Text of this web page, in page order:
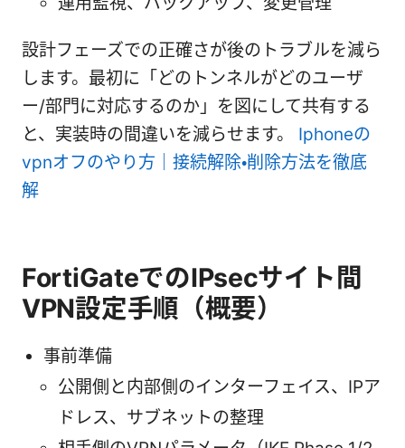
設計フェーズでの正確さが後のトラブルを減ら
します。最初に「どのトンネルがどのユーザ
ー/部門に対応するのか」を図にして共有する
と、実装時の間違いを減らせます。 Iphoneの
vpnオフのやり方｜接続解除・削除方法を徹底
解
FortiGateでのIPsecサイト間
VPN設定手順（概要）
事前準備
公開側と内部側のインターフェイス、IPア
ドレス、サブネットの整理